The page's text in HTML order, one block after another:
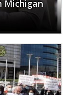
Michigan